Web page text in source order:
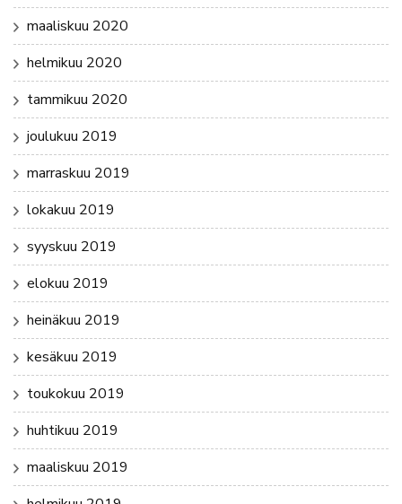
maaliskuu 2020
helmikuu 2020
tammikuu 2020
joulukuu 2019
marraskuu 2019
lokakuu 2019
syyskuu 2019
elokuu 2019
heinäkuu 2019
kesäkuu 2019
toukokuu 2019
huhtikuu 2019
maaliskuu 2019